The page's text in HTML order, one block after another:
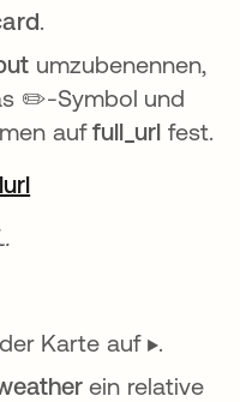
.
umzubenennen,
✏️-Symbol und
auffull_url fest.
Karte auf ▶️.
ein relative